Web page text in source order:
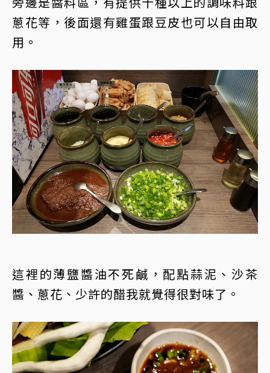
蔥花等，後面還有雞蛋跟豆皮也可以自由取
用。
這裡的薄鹽醬油不死鹹，配點蒜泥、沙茶
醬、蔥花、少許的醋我就覺得很對味了。